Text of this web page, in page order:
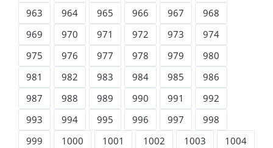
963
964 965 966 967
968
969
970 971 972 973
974
975
976 977 978 979
980
981
982 983 984 985
986
987
988 989 990 991
992
993
994 995 996 997
998
999
1000 1001 1002 1003
1004